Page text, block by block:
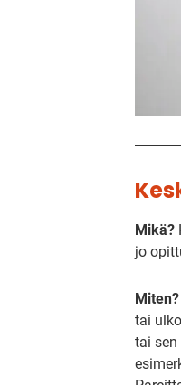
Mikä?
jo
Miten?
tai
tai